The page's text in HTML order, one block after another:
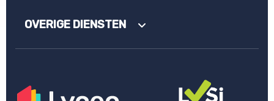
OVERIGE DIENSTEN